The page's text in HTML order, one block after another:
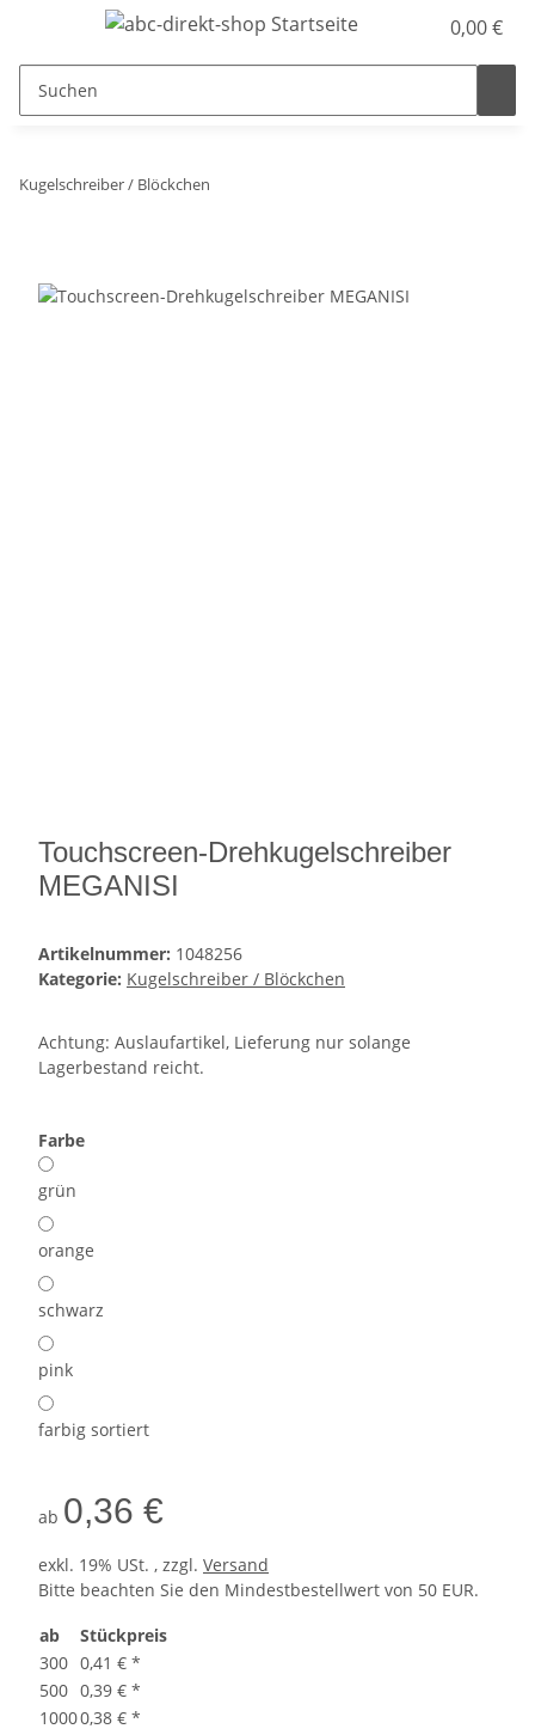
0,00 €
Kugelschreiber / Blöckchen
Touchscreen-Drehkugelschreiber
MEGANISI
Artikelnummer: 1048256
Kategorie: Kugelschreiber / Blöckchen
Achtung: Auslaufartikel, Lieferung nur solange
Lagerbestand reicht.
Farbe
grün
orange
schwarz
pink
farbig sortiert
ab 0,36 €
exkl. 19% USt. , zzgl. Versand
Bitte beachten Sie den Mindestbestellwert von 50 EUR.
ab
Stückpreis
300 0,41 € *
500 0,39 € *
10000,38 € *